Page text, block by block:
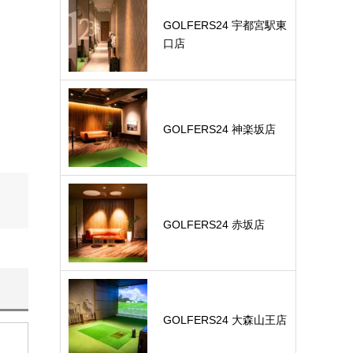
GOLFERS24 宇都宮駅東
口店
GOLFERS24 神楽坂店
GOLFERS24 赤坂店
GOLFERS24 大森山王店